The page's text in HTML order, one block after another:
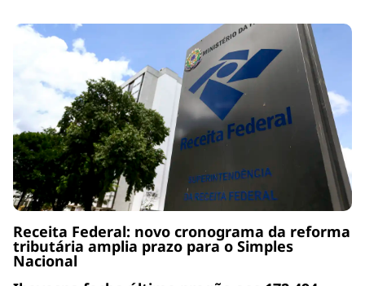
Receita Federal: novo cronograma da reforma
tributária amplia prazo para o Simples
Nacional